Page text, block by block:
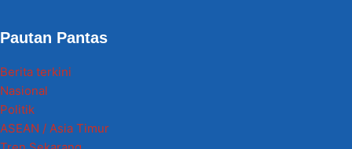
Pautan Pantas
Berita terkini
Nasional
Politik
ASEAN / Asia Timur